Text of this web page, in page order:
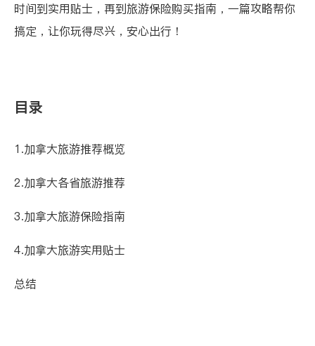
时间到实用贴士，再到旅游保险购买指南，一篇攻略帮你
搞定，让你玩得尽兴，安心出行！
目录
1.加拿大旅游推荐概览
2.加拿大各省旅游推荐
3.加拿大旅游保险指南
4.加拿大旅游实用贴士
总结